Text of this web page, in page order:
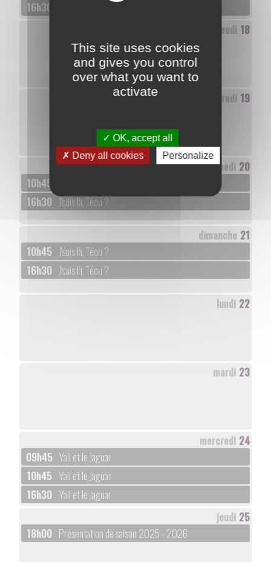
16h30
jeudi 18
vendredi 19
samedi 20
10h45
16h30 J'suis là, Téou ?
dimanche 21
10h45 J'suis là, Téou ?
16h30 J'suis là, Téou ?
lundi 22
mardi 23
mercredi 24
09h45 Yali et le Jaguar
10h45 Yali et le Jaguar
16h30 Yali et le Jaguar
jeudi 25
18h00 Présentation de saison 2025 - 2026
This site uses cookies
and gives you control
over what you want to
activate
OK, accept all
Deny all cookies
Personalize